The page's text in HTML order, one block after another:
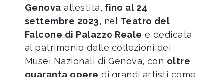
Genova allestita, fino al 24
settembre 2023, nel Teatro del
Falcone di Palazzo Reale e dedicata
al patrimonio delle collezioni dei
Musei Nazionali di Genova, con oltre
quaranta opere di grandi artisti come